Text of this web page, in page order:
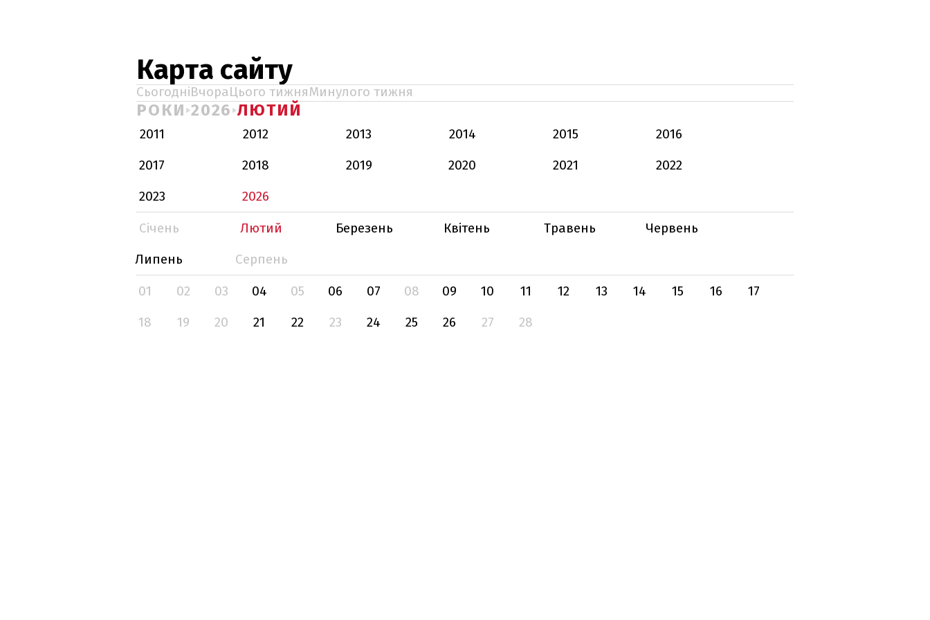
Карта сайту
СьогодніВчораЦього тижняМинулого тижня
РОКИ 2026 ЛЮТИЙ
2011 2012 2013 2014 2015
2016
2017
2018 2019 2020 2021
2022
2023
2026
Січень
Лютий Березень Квітень Травень
Червень
Липень
Серпень
01
02 03 04 05 06 07 08 09 10 11 12 13 14 15 16
17
18
19 20 21 22 23 24 25 26 27 28